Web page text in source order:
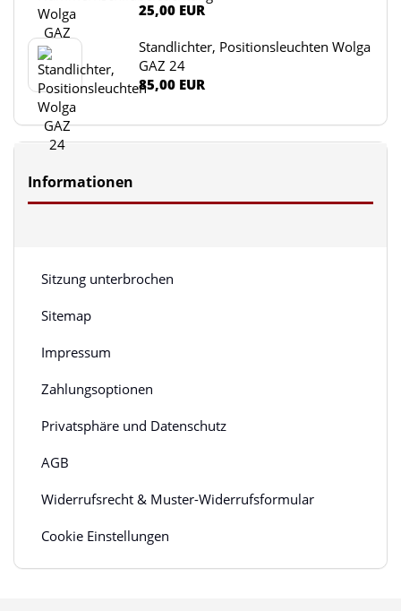
25,00 EUR
Standlichter, Positionsleuchten Wolga
GAZ 24
85,00 EUR
Informationen
Sitzung unterbrochen
Sitemap
Impressum
Zahlungsoptionen
Privatsphäre und Datenschutz
AGB
Widerrufsrecht & Muster-Widerrufsformular
Cookie Einstellungen